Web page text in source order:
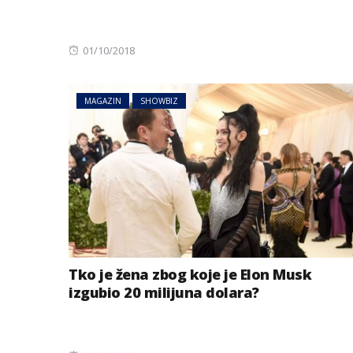
Posted
01/10/2018
MAGAZIN SHOWBIZ
Tko je žena zbog koje je Elon Musk
izgubio 20 milijuna dolara?